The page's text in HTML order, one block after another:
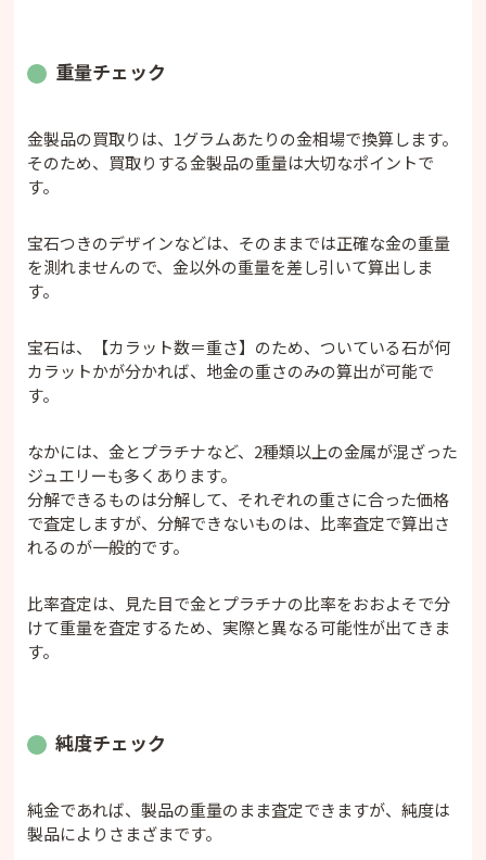
重量チェック
金製品の買取りは、1グラムあたりの金相場で換算します。
そのため、買取りする金製品の重量は大切なポイントで
す。
宝石つきのデザインなどは、そのままでは正確な金の重量
を測れませんので、金以外の重量を差し引いて算出しま
す。
宝石は、【カラット数＝重さ】のため、ついている石が何
カラットかが分かれば、地金の重さのみの算出が可能で
す。
なかには、金とプラチナなど、2種類以上の金属が混ざった
ジュエリーも多くあります。
分解できるものは分解して、それぞれの重さに合った価格
で査定しますが、分解できないものは、比率査定で算出さ
れるのが一般的です。
比率査定は、見た目で金とプラチナの比率をおおよそで分
けて重量を査定するため、実際と異なる可能性が出てきま
す。
純度チェック
純金であれば、製品の重量のまま査定できますが、純度は
製品によりさまざまです。